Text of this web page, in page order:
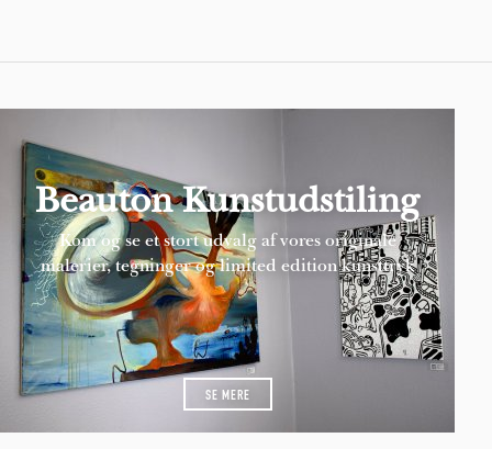
Beauton Kunstudstiling
Kom og se et stort udvalg af vores originale
malerier, tegninger og limited edition kunsttryk
SE MERE